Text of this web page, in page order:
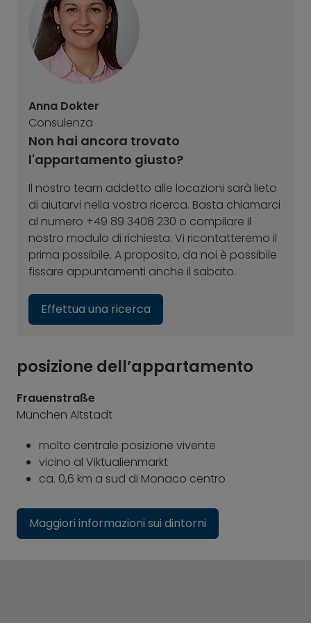
Anna Dokter
Consulenza
Non hai ancora trovato
l'appartamento giusto?
Il nostro team addetto alle locazioni sarà lieto
di aiutarvi nella vostra ricerca. Basta chiamarci
al numero +49 89 3408 230 o compilare il
nostro modulo di richiesta. Vi ricontatteremo il
prima possibile. A proposito, da noi è possibile
fissare appuntamenti anche il sabato.
Effettua una ricerca
posizione dell’appartamento
Frauenstraße
München Altstadt
molto centrale posizione vivente
vicino al Viktualienmarkt
ca. 0,6 km a sud di Monaco centro
Maggiori informazioni sui dintorni